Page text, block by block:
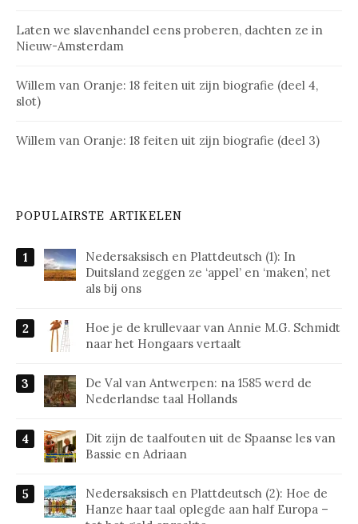
Laten we slavenhandel eens proberen, dachten ze in
Nieuw-Amsterdam
Willem van Oranje: 18 feiten uit zijn biografie (deel 4,
slot)
Willem van Oranje: 18 feiten uit zijn biografie (deel 3)
POPULAIRSTE ARTIKELEN
Nedersaksisch en Plattdeutsch (1): In
Duitsland zeggen ze ‘appel’ en ‘maken’, net
als bij ons
Hoe je de krullevaar van Annie M.G. Schmidt
naar het Hongaars vertaalt
De Val van Antwerpen: na 1585 werd de
Nederlandse taal Hollands
Dit zijn de taalfouten uit de Spaanse les van
Bassie en Adriaan
Nedersaksisch en Plattdeutsch (2): Hoe de
Hanze haar taal oplegde aan half Europa –